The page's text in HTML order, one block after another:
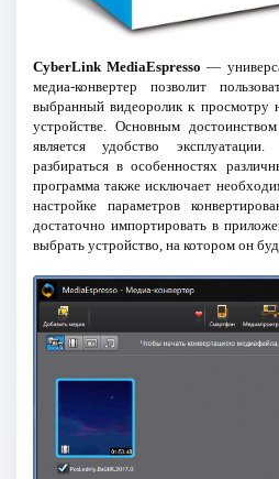
CyberLink MediaEspresso —
медиа-конвертер позволит
выбранный видеоролик к просмотру
устройстве. Основным
является удобство
разбираться в особенностях
программа также исключает
настройке параметров
достаточно импортировать в
выбрать устройство, на котором он